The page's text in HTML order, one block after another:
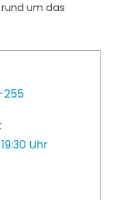
um das
255
Uhr